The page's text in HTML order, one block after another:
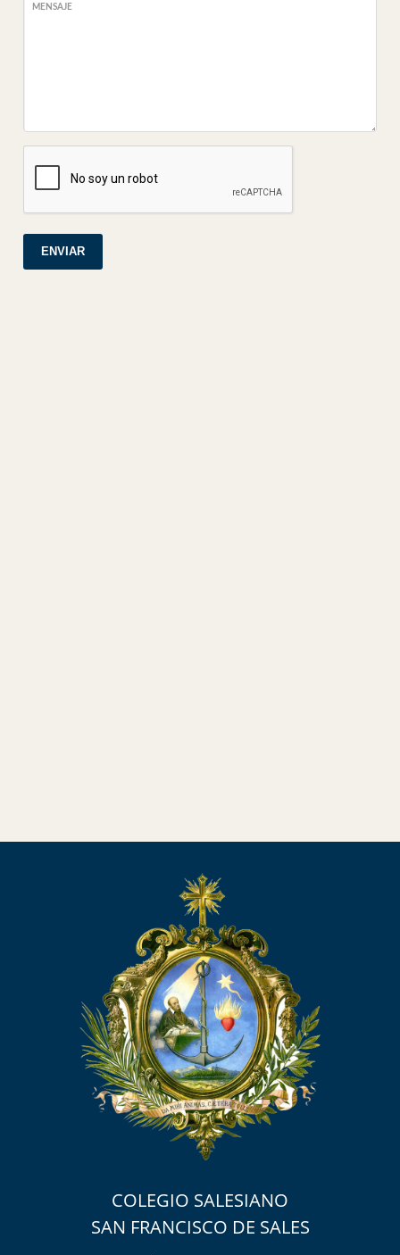
MENSAJE
ENVIAR
COLEGIO SALESIANO
SAN FRANCISCO DE SALES